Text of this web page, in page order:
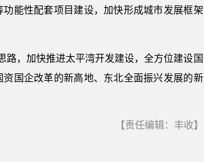
能性配套项目建设，加快形成城市发展框架
路，加快推进太平湾开发建设，全方位建设国
国企改革的新高地、东北全面振兴发展的新
【责任编辑：丰收】